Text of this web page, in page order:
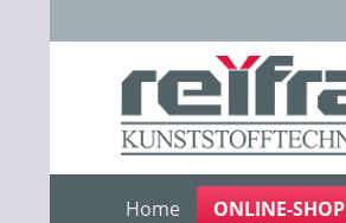
Home ONLINE-SHOP